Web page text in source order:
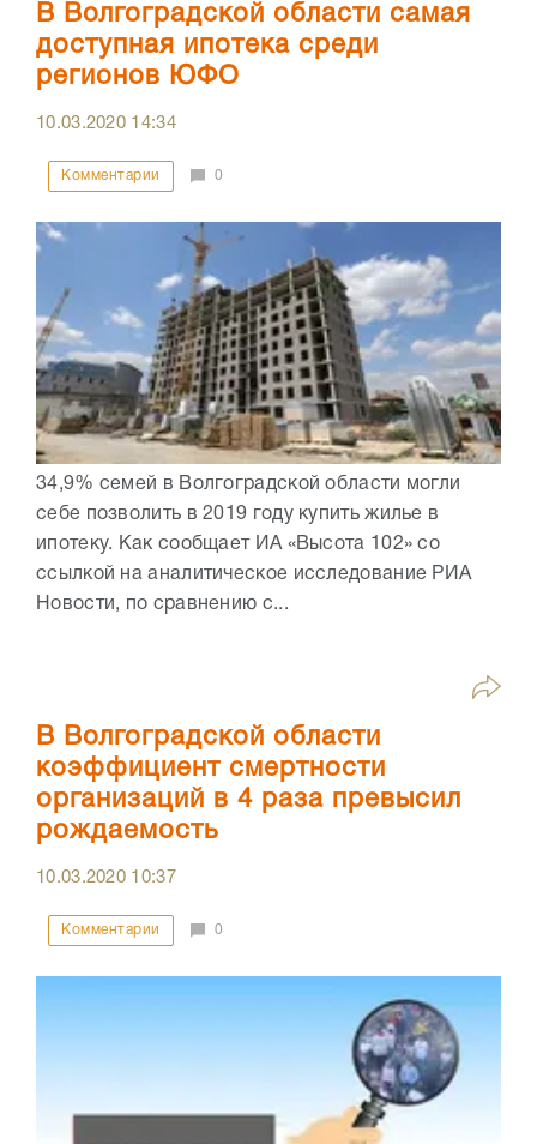
В Волгоградской области самая
доступная ипотека среди
регионов ЮФО
10.03.2020 14:34
Комментарии 0
34,9% семей в Волгоградской области могли
себе позволить в 2019 году купить жилье в
ипотеку. Как сообщает ИА «Высота 102» со
ссылкой на аналитическое исследование РИА
Новости, по сравнению с...
В Волгоградской области
коэффициент смертности
организаций в 4 раза превысил
рождаемость
10.03.2020 10:37
Комментарии 0